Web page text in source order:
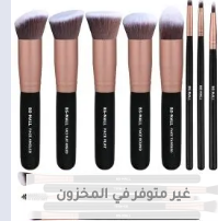
غير متوفر في المخزون